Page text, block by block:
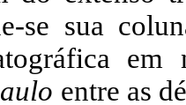
se sua
entre as